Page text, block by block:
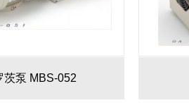
茨泵 MBS-052